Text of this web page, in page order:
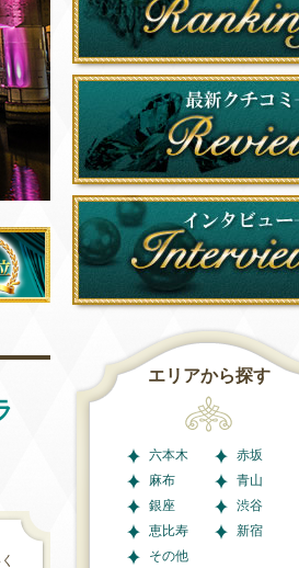
エリアから探す
六本木
赤坂
麻布
青山
銀座
渋谷
恵比寿
新宿
その他